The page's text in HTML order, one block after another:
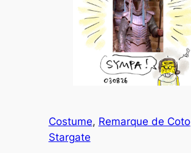
Costume, Remarque de Coto
Stargate